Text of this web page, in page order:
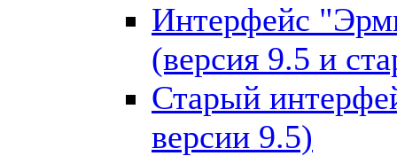
Интерфейс
(версия 9.5 и
Старый
версии 9.5)